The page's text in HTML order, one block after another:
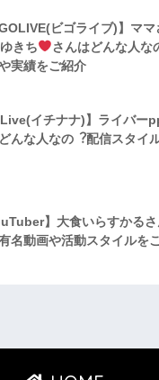
ビゴライブ)】マ
ゆきち
さんはどんな人な
実績をご紹介
イチナナ)】ライバー
んな人なの︖配信スタイ
】大食いらすかる
名動画や活動スタイルを